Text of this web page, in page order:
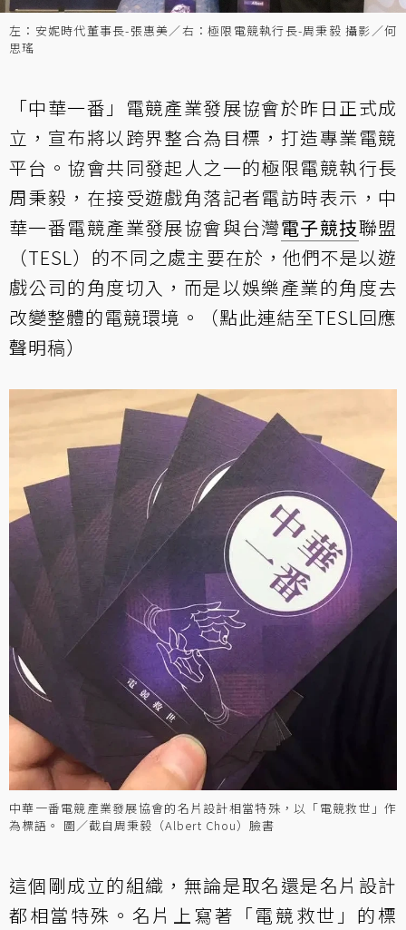
左：安妮時代董事長-張惠美／右：極限電競執行長-周秉毅 攝影／何
思瑤
「中華一番」電競產業發展協會於昨日正式成
立，宣布將以跨界整合為目標，打造專業電競
平台。協會共同發起人之一的極限電競執行長
周秉毅，在接受遊戲角落記者電訪時表示，中
華一番電競產業發展協會與台灣電子競技聯盟
（TESL）的不同之處主要在於，他們不是以遊
戲公司的角度切入，而是以娛樂產業的角度去
改變整體的電競環境。（點此連結至TESL回應
聲明稿）
中華一番電競產業發展協會的名片設計相當特殊，以「電競救世」作
為標語。 圖／截自周秉毅（Albert Chou）臉書
這個剛成立的組織，無論是取名還是名片設計
都相當特殊。名片上寫著「電競救世」的標